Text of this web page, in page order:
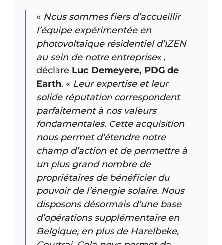
« Nous sommes fiers d’accueillir
l’équipe expérimentée en
photovoltaïque résidentiel d’IZEN
au sein de notre entreprise« ,
déclare Luc Demeyere, PDG de
Earth. « Leur expertise et leur
solide réputation correspondent
parfaitement à nos valeurs
fondamentales. Cette acquisition
nous permet d’étendre notre
champ d’action et de permettre à
un plus grand nombre de
propriétaires de bénéficier du
pouvoir de l’énergie solaire. Nous
disposons désormais d’une base
d’opérations supplémentaire en
Belgique, en plus de Harelbeke,